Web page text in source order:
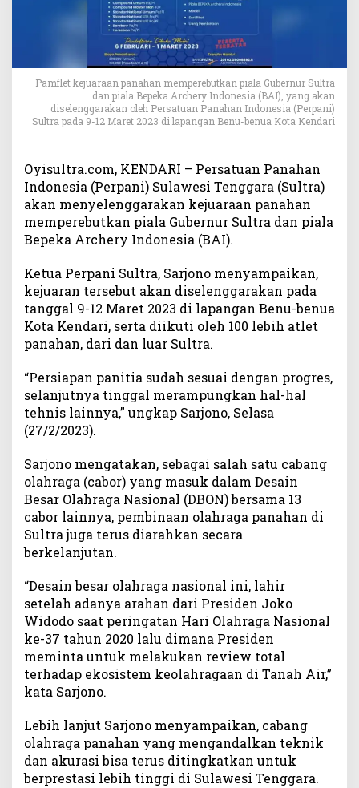
p
G
e
l
a
r
K
e
a
r
a
n
P
n
a
h
a
n
i
a
l
a
b
e
r
n
u
a
n
A
I
Pamflet kejuaraan panahan memperebutkan piala Gubernur Sultra
dan piala Bepeka Archery Indonesia (BAI), yang akan
diselenggarakan oleh Persatuan Panahan Indonesia (Perpani)
Sultra pada 9-12 Maret 2023 di lapangan Benu-benua Kota Kendari
Oyisultra.com, KENDARI – Persatuan Panahan
Indonesia (Perpani) Sulawesi Tenggara (Sultra)
akan menyelenggarakan kejuaraan panahan
memperebutkan piala Gubernur Sultra dan piala
Bepeka Archery Indonesia (BAI).
Ketua Perpani Sultra, Sarjono menyampaikan,
kejuaran tersebut akan diselenggarakan pada
tanggal 9-12 Maret 2023 di lapangan Benu-benua
Kota Kendari, serta diikuti oleh 100 lebih atlet
panahan, dari dan luar Sultra.
“Persiapan panitia sudah sesuai dengan progres,
selanjutnya tinggal merampungkan hal-hal
tehnis lainnya,” ungkap Sarjono, Selasa
(27/2/2023).
Sarjono mengatakan, sebagai salah satu cabang
olahraga (cabor) yang masuk dalam Desain
Besar Olahraga Nasional (DBON) bersama 13
cabor lainnya, pembinaan olahraga panahan di
Sultra juga terus diarahkan secara
berkelanjutan.
“Desain besar olahraga nasional ini, lahir
setelah adanya arahan dari Presiden Joko
Widodo saat peringatan Hari Olahraga Nasional
ke-37 tahun 2020 lalu dimana Presiden
meminta untuk melakukan review total
terhadap ekosistem keolahragaan di Tanah Air,”
kata Sarjono.
Lebih lanjut Sarjono menyampaikan, cabang
olahraga panahan yang mengandalkan teknik
dan akurasi bisa terus ditingkatkan untuk
berprestasi lebih tinggi di Sulawesi Tenggara.